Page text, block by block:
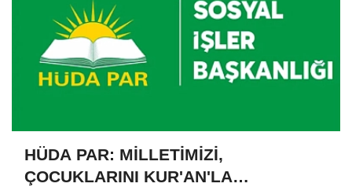
HÜDA PAR: MİLLETİMİZİ,
ÇOCUKLARINI KUR'AN'LA